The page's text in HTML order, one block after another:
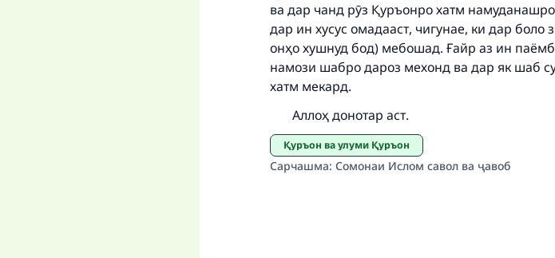
ва дар чанд рӯз Қуръонро хатм
дар ин хусус омадааст, чигунае, ки дар боло
онҳо хушнуд бод) мебошад. Ғайр аз ин
намози шабро дароз мехонд ва дар як шаб
хатм мекард.
Аллоҳ донотар аст.
Қуръон ва улуми Қуръон
Сарчашма: Сомонаи Ислом савол ва ҷавоб